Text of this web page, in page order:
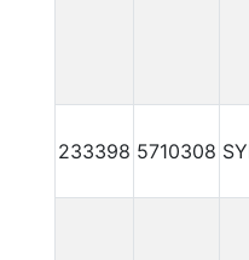
233398 5710308